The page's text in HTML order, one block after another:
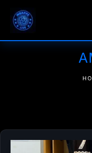
contenu